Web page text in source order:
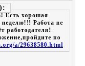
Есть хорошая
Работа не
работодателя!
по
a/29638580.html